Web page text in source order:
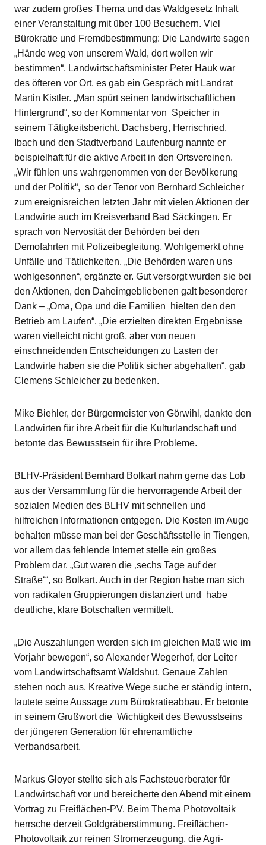
war zudem großes Thema und das Waldgesetz Inhalt
einer Veranstaltung mit über 100 Besuchern. Viel
Bürokratie und Fremdbestimmung: Die Landwirte sagen
„Hände weg von unserem Wald, dort wollen wir
bestimmen“. Landwirtschaftsminister Peter Hauk war
des öfteren vor Ort, es gab ein Gespräch mit Landrat
Martin Kistler. „Man spürt seinen landwirtschaftlichen
Hintergrund“, so der Kommentar von Speicher in
seinem Tätigkeitsbericht. Dachsberg, Herrischried,
Ibach und den Stadtverband Laufenburg nannte er
beispielhaft für die aktive Arbeit in den Ortsvereinen.
„Wir fühlen uns wahrgenommen von der Bevölkerung
und der Politik“, so der Tenor von Bernhard Schleicher
zum ereignisreichen letzten Jahr mit vielen Aktionen der
Landwirte auch im Kreisverband Bad Säckingen. Er
sprach von Nervosität der Behörden bei den
Demofahrten mit Polizeibegleitung. Wohlgemerkt ohne
Unfälle und Tätlichkeiten. „Die Behörden waren uns
wohlgesonnen“, ergänzte er. Gut versorgt wurden sie bei
den Aktionen, den Daheimgebliebenen galt besonderer
Dank – „Oma, Opa und die Familien hielten den den
Betrieb am Laufen“. „Die erzielten direkten Ergebnisse
waren vielleicht nicht groß, aber von neuen
einschneidenden Entscheidungen zu Lasten der
Landwirte haben sie die Politik sicher abgehalten“, gab
Clemens Schleicher zu bedenken.
Mike Biehler, der Bürgermeister von Görwihl, dankte den
Landwirten für ihre Arbeit für die Kulturlandschaft und
betonte das Bewusstsein für ihre Probleme.
BLHV-Präsident Bernhard Bolkart nahm gerne das Lob
aus der Versammlung für die hervorragende Arbeit der
sozialen Medien des BLHV mit schnellen und
hilfreichen Informationen entgegen. Die Kosten im Auge
behalten müsse man bei der Geschäftsstelle in Tiengen,
vor allem das fehlende Internet stelle ein großes
Problem dar. „Gut waren die ‚sechs Tage auf der
Straße‘“, so Bolkart. Auch in der Region habe man sich
von radikalen Gruppierungen distanziert und habe
deutliche, klare Botschaften vermittelt.
„Die Auszahlungen werden sich im gleichen Maß wie im
Vorjahr bewegen“, so Alexander Wegerhof, der Leiter
vom Landwirtschaftsamt Waldshut. Genaue Zahlen
stehen noch aus. Kreative Wege suche er ständig intern,
lautete seine Aussage zum Bürokratieabbau. Er betonte
in seinem Grußwort die Wichtigkeit des Bewusstseins
der jüngeren Generation für ehrenamtliche
Verbandsarbeit.
Markus Gloyer stellte sich als Fachsteuerberater für
Landwirtschaft vor und bereicherte den Abend mit einem
Vortrag zu Freiflächen-PV. Beim Thema Photovoltaik
herrsche derzeit Goldgräberstimmung. Freiflächen-
Photovoltaik zur reinen Stromerzeugung, die Agri-